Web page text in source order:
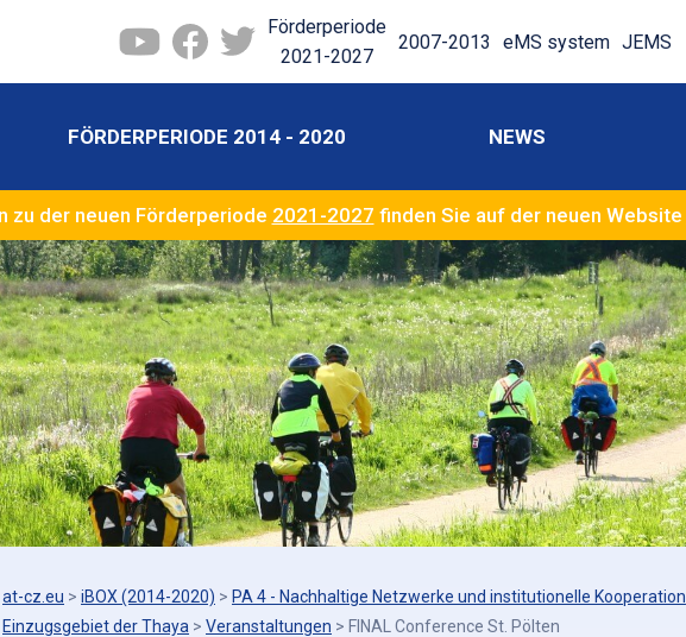
Förderperiode
2021-2027
2007-2013 eMS system JEMS
FÖRDERPERIODE 2014 - 2020 NEWS
zu der neuen Förderperiode 2021-2027 finden Sie auf der neuen Website
at-cz.eu > iBOX (2014-2020) > PA 4 - Nachhaltige Netzwerke und institutionelle Kooperation
Einzugsgebiet der Thaya > Veranstaltungen > FINAL Conference St. Pölten